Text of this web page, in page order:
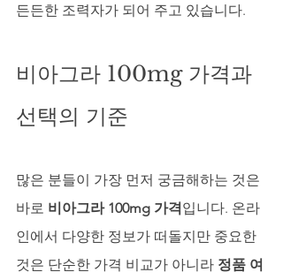
든든한 조력자가 되어 주고 있습니다.
비아그라 100mg 가격과
선택의 기준
많은 분들이 가장 먼저 궁금해하는 것은
바로 비아그라 100mg 가격입니다. 온라
인에서 다양한 정보가 떠돌지만 중요한
것은 단순한 가격 비교가 아니라 정품 여